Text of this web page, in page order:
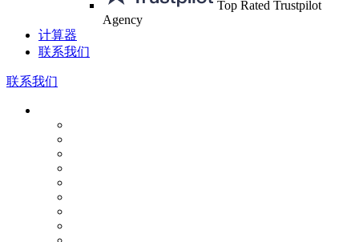
Top Rated Trustpilot
Agency
计算器
联系我们
联系我们